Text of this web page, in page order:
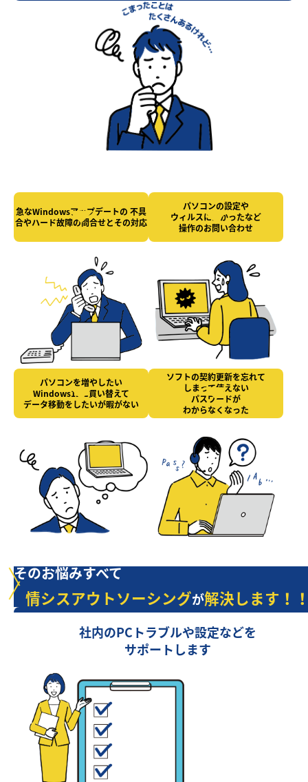
急なWindowsアップデートの 不具
合やハード故障の問合せとその対応
パソコンの設定や
ウィルスにかかったなど
操作のお問い合わせ
パソコンを増やしたい
Windows11に買い替えて
データ移動をしたいが暇がない
ソフトの契約更新を忘れて
しまって使えない
パスワードが
わからなくなった
そのお悩みすべて
情シスアウトソーシングが解決します！
社内のPCトラブルや設定などを
サポートします